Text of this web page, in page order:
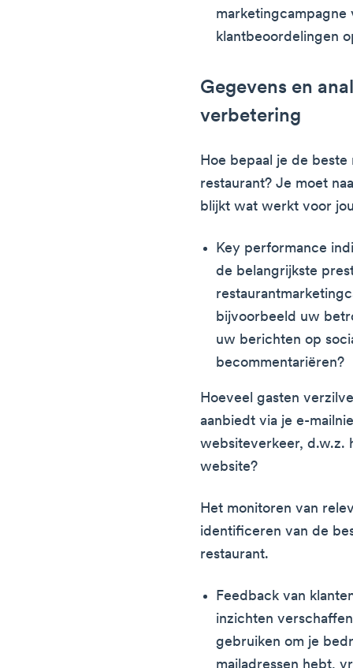
marketingcampagne
klantbeoordelingen
Gegevens en
verbetering
Hoe bepaal je de
restaurant? Je moet
blijkt wat werkt voor
Key performance
de belangrijkste
bijvoorbeeld uw
uw berichten op
becommentariëren?
Hoeveel gasten
aanbiedt via je e-
websiteverkeer, d.w.z.
website?
Het monitoren van
identificeren van de
restaurant.
Feedback van
inzichten
gebruiken om je
mailadressen hebt,